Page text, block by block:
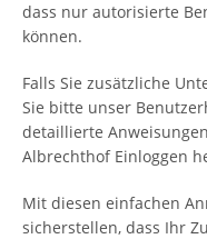
dass nur autorisierte
können.
Falls Sie zusätzliche
Sie bitte unser
detaillierte
Albrechthof Einloggen
Mit diesen einfachen
sicherstellen, dass Ihr